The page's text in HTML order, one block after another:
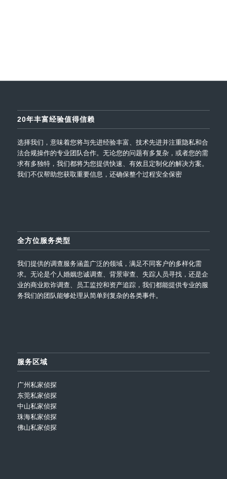
20年丰富经验值得信赖
选择我们，意味着您将与先进经验丰富、技术先进并注重隐私和合
法合规操作的专业团队合作。无论您的问题有多复杂，或者您的需
求有多独特，我们都将为您提供快速、有效且定制化的解决方案。
我们不仅帮助您获取重要信息，还确保整个过程安全保密
全方位服务类型
我们提供的调查服务涵盖广泛的领域，满足不同客户的多样化需
求。无论是个人婚姻忠诚调查、背景审查、失踪人员寻找，还是企
业的商业欺诈调查、员工监控和资产追踪，我们都能提供专业的服
务我们的团队能够处理从简单到复杂的各类事件。
服务区域
广州私家侦探
东莞私家侦探
中山私家侦探
珠海私家侦探
佛山私家侦探